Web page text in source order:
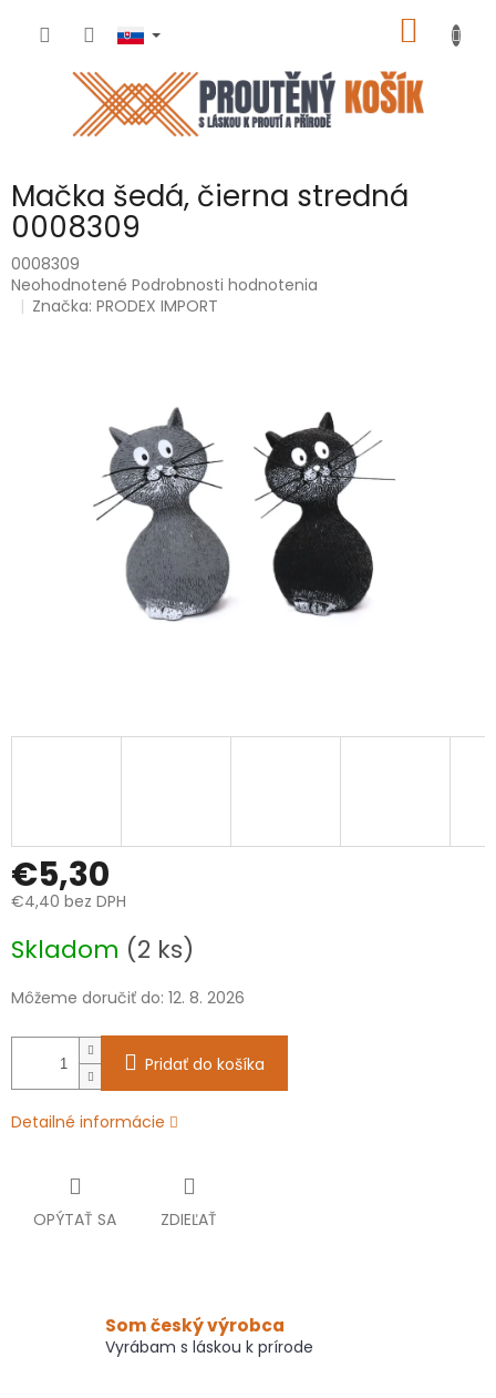
KOŠÍK
Mačka šedá, čierna stredná
0008309
0008309
Priemerné
hodnotenie
Neohodnotené Podrobnosti hodnotenia
Značka:PRODEX IMPORT
€5,30
€4,40 bez DPH
cena:
Skladom (2 ks)
Môžeme doručiť do: 12. 8. 2026
Pridať do košíka
Detailné informácie
OPÝTAŤ SA ZDIEĽAŤ
Som český výrobca
Vyrábam s láskou k prírode